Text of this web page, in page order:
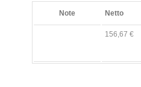
Note Netto
156,67 €